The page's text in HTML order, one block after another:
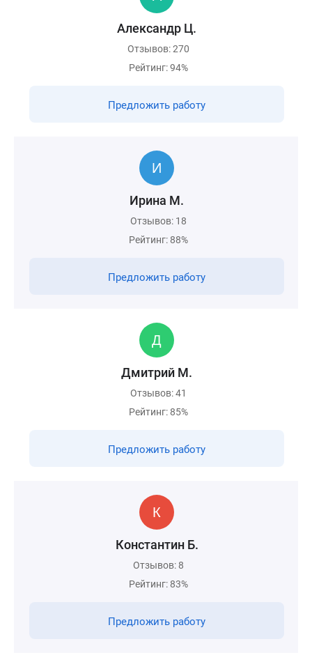
Александр Ц.
Отзывов: 270
Рейтинг: 94%
Предложить работу
Ирина М.
Отзывов: 18
Рейтинг: 88%
Предложить работу
Дмитрий М.
Отзывов: 41
Рейтинг: 85%
Предложить работу
Константин Б.
Отзывов: 8
Рейтинг: 83%
Предложить работу